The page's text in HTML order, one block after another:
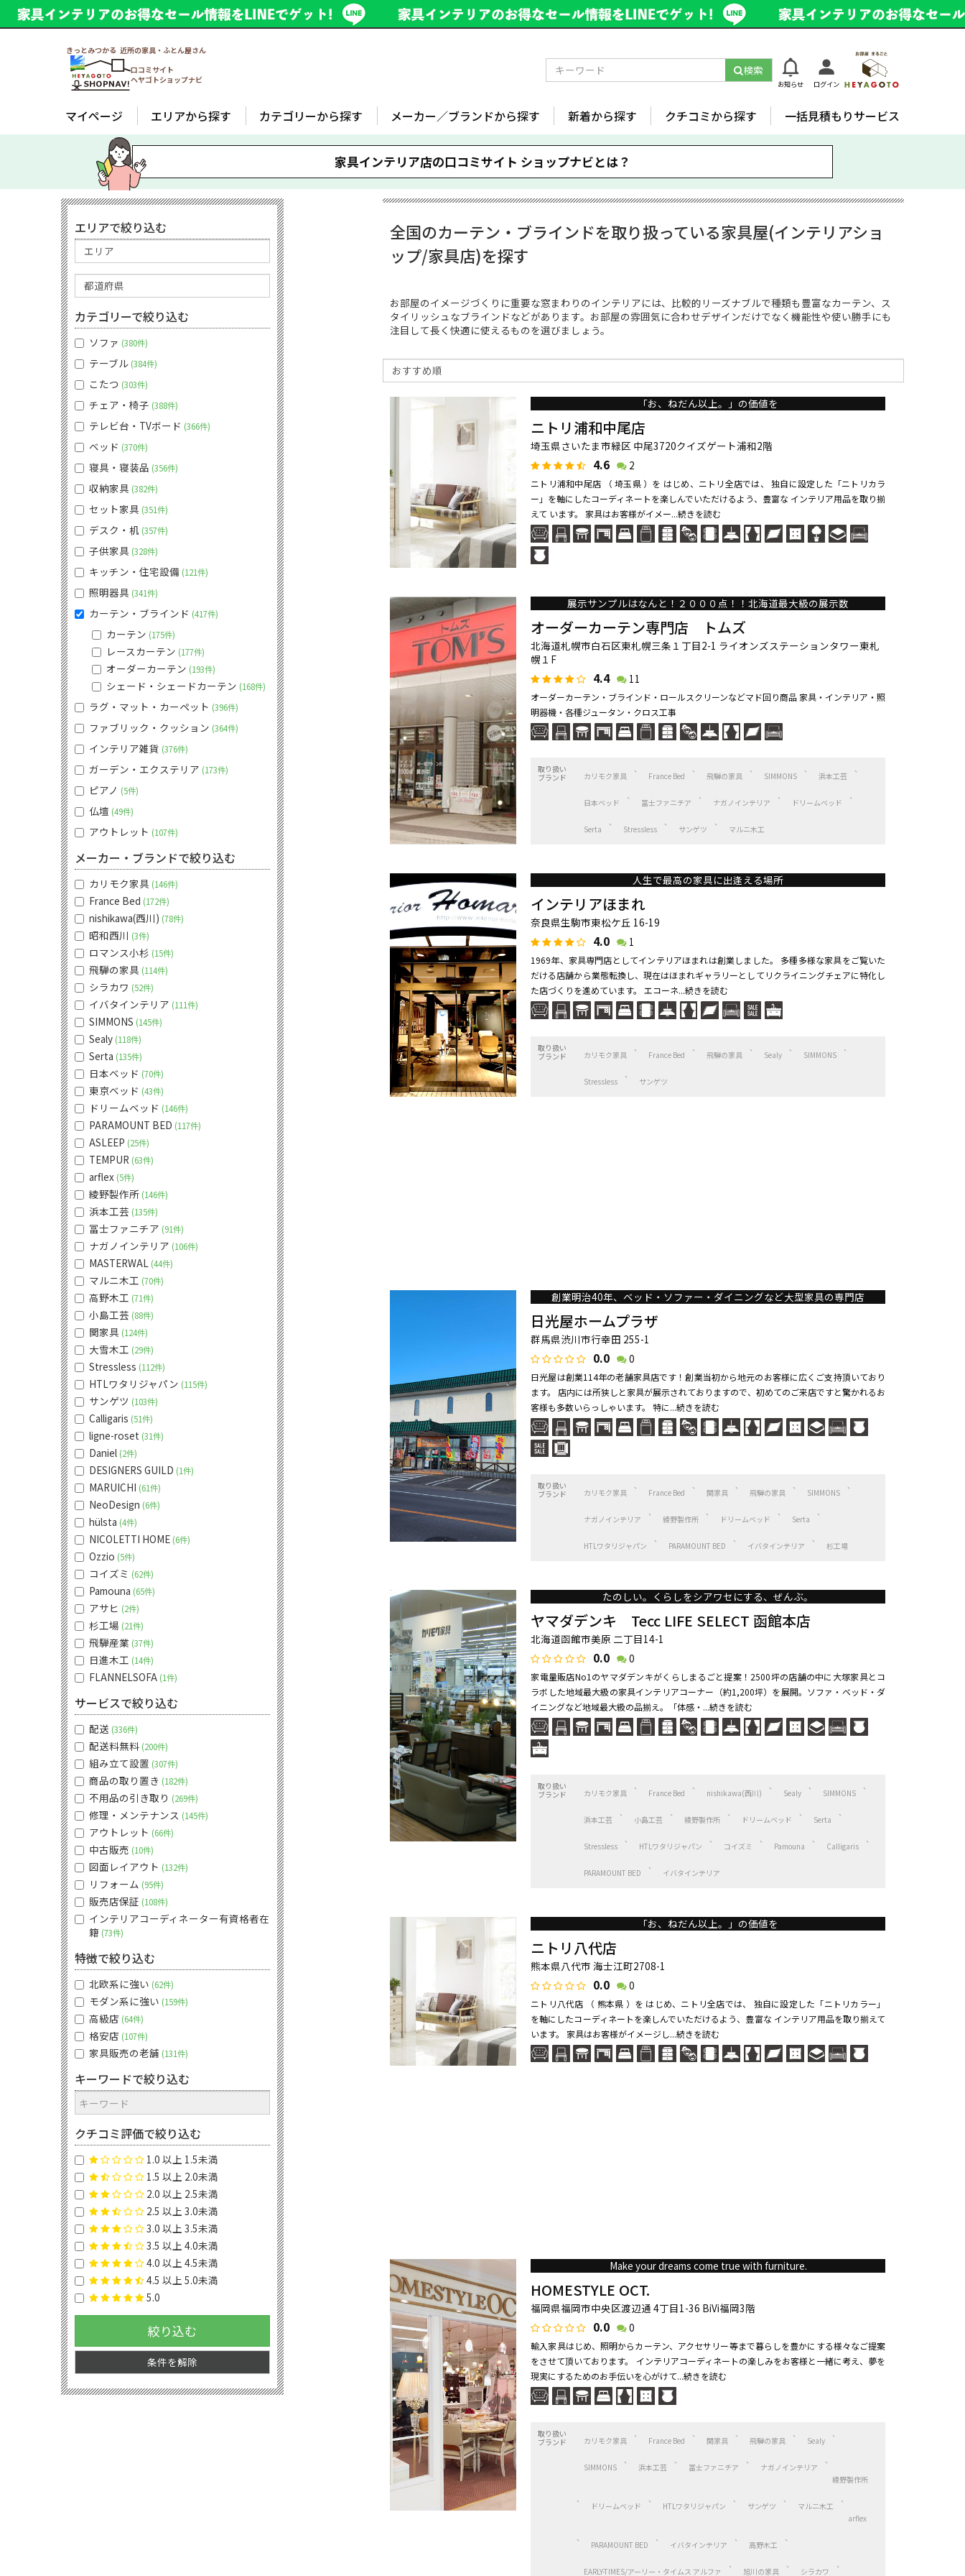
きっとみつかる 近所の家具・ふとん屋さん
口コミサイト
ヘヤゴトショップナビ
検索
お知らせ ログイン
マイページ エリアから探す カテゴリーから探す メーカー／ブランドから探す 新着から探す クチコミから探す 一括見積もりサービス
家具インテリア店の口コミサイト ショップナビとは？
全国のカーテン・ブラインドを取り扱っている家具屋(インテリアショ
ップ/家具店)を探す
お部屋のイメージづくりに重要な窓まわりのインテリアには、比較的リーズナブルで種類も豊富なカーテン、ス
タイリッシュなブラインドなどがあります。お部屋の雰囲気に合わせデザインだけでなく機能性や使い勝手にも
注目して長く快適に使えるものを選びましょう。
「お、ねだん以上。」の価値を
ニトリ浦和中尾店
埼玉県さいたま市緑区 中尾3720クイズゲート浦和2階
4.6 2
ニトリ浦和中尾店 （ 埼玉県 ）を はじめ、ニトリ全店では、 独自に設定した「ニトリカラ
ー」を軸にしたコーディネートを楽しんでいただけるよう、豊富な インテリア用品を取り揃
えて います。 家具はお客様がイメー...続きを読む
展示サンプルはなんと！２０００点！！北海道最大級の展示数
オーダーカーテン専門店 トムズ
北海道札幌市白石区東札幌三条１丁目2-1 ライオンズステーションタワー東札
幌１F
4.4 11
オーダーカーテン・ブラインド・ロールスクリーンなどマド回り商品 家具・インテリア・照
明器機・各種ジュータン・クロス工事
取り扱い
ブランド
カリモク家具 France Bed 飛騨の家具 SIMMONS 浜本工芸
日本ベッド 冨士ファニチア ナガノインテリア ドリームベッド
Serta Stressless サンゲツ マルニ木工
人生で最高の家具に出逢える場所
インテリアほまれ
奈良県生駒市東松ケ丘 16-19
4.0 1
1969年、家具専門店としてインテリアほまれは創業しました。 多種多様な家具をご覧いた
だける店舗から業態転換し、現在はほまれギャラリーとしてリクライニングチェアに特化し
た店づくりを進めています。 エコーネ...続きを読む
取り扱い
ブランド
カリモク家具 France Bed 飛騨の家具 Sealy SIMMONS
Stressless サンゲツ
創業明治40年、ベッド・ソファー・ダイニングなど大型家具の専門店
日光屋ホームプラザ
群馬県渋川市行幸田 255-1
0.0 0
日光屋は創業114年の老舗家具店です！創業当初から地元のお客様に広くご支持頂いており
ます。 店内には所狭しと家具が展示されておりますので、初めてのご来店ですと驚かれるお
客様も多数いらっしゃいます。 特に...続きを読む
取り扱い
ブランド
カリモク家具 France Bed 関家具 飛騨の家具 SIMMONS
ナガノインテリア 綾野製作所 ドリームベッド Serta
HTLワタリジャパン PARAMOUNT BED イバタインテリア 杉工場
たのしい。くらしをシアワセにする、ぜんぶ。
ヤマダデンキ Tecc LIFE SELECT 函館本店
北海道函館市美原 二丁目14-1
0.0 0
家電量販店No1のヤマダデンキがくらしまるごと提案！2500坪の店舗の中に大塚家具とコ
ラボした地域最大級の家具インテリアコーナー（約1,200坪）を展開。ソファ・ベッド・ダ
イニングなど地域最大級の品揃え。「体感・...続きを読む
取り扱い
ブランド
カリモク家具 France Bed nishikawa(西川) Sealy SIMMONS
浜本工芸 小島工芸 綾野製作所 ドリームベッド Serta
Stressless HTLワタリジャパン コイズミ Pamouna Calligaris
PARAMOUNT BED イバタインテリア
「お、ねだん以上。」の価値を
ニトリ八代店
熊本県八代市 海士江町2708-1
0.0 0
ニトリ八代店 （ 熊本県 ）を はじめ、ニトリ全店では、 独自に設定した「ニトリカラー」
を軸にしたコーディネートを楽しんでいただけるよう、豊富な インテリア用品を取り揃えて
います。 家具はお客様がイメージし...続きを読む
Make your dreams come true with furniture.
HOMESTYLE OCT.
福岡県福岡市中央区渡辺通 4丁目1-36 BiVi福岡3階
0.0 0
輸入家具はじめ、照明からカーテン、アクセサリー等まで暮らしを豊かにする様々なご提案
をさせて頂いております。 インテリアコーディネートの楽しみをお客様と一緒に考え、夢を
現実にするためのお手伝いを心がけて...続きを読む
取り扱い
ブランド
カリモク家具 France Bed 関家具 飛騨の家具 Sealy
SIMMONS 浜本工芸 冨士ファニチア
ナガノインテリア
綾野製作所
ドリームベッド HTLワタリジャパン サンゲツ
マルニ木工
arflex
PARAMOUNT BED イバタインテリア 高野木工
EARLY-TIMES/アーリー・タイムス アルファ 旭川の家具 シラカワ
エリアで絞り込む
カテゴリーで絞り込む
ソファ 380件
テーブル 384件
こたつ 303件
チェア・椅子 388件
テレビ台・TVボード 366件
ベッド 370件
寝具・寝装品 356件
収納家具 382件
セット家具 351件
デスク・机 357件
子供家具 328件
キッチン・住宅設備 121件
照明器具 341件
カーテン・ブラインド 417件
カーテン 175件
レースカーテン 177件
オーダーカーテン 193件
シェード・シェードカーテン 168件
ラグ・マット・カーペット 396件
ファブリック・クッション 364件
インテリア雑貨 376件
ガーデン・エクステリア 173件
ピアノ 5件
仏壇 49件
アウトレット 107件
メーカー・ブランドで絞り込む
カリモク家具 146件
France Bed 172件
nishikawa(西川) 78件
昭和西川 3件
ロマンス小杉 15件
飛騨の家具 114件
シラカワ 52件
イバタインテリア 111件
SIMMONS 145件
Sealy 118件
Serta 135件
日本ベッド 70件
東京ベッド 43件
ドリームベッド 146件
PARAMOUNT BED 117件
ASLEEP 25件
TEMPUR 63件
arflex 5件
綾野製作所 146件
浜本工芸 135件
冨士ファニチア 91件
ナガノインテリア 106件
MASTERWAL 44件
マルニ木工 70件
高野木工 71件
小島工芸 88件
関家具 124件
大雪木工 29件
Stressless 112件
HTLワタリジャパン 115件
サンゲツ 103件
Calligaris 51件
ligne-roset 31件
Daniel 2件
DESIGNERS GUILD 1件
MARUICHI 61件
NeoDesign 6件
hülsta 4件
NICOLETTI HOME 6件
Ozzio 5件
コイズミ 62件
Pamouna 65件
アサヒ 2件
杉工場 21件
飛騨産業 37件
日進木工 14件
FLANNELSOFA 1件
サービスで絞り込む
配送 336件
配送料無料 200件
組み立て設置 307件
商品の取り置き 182件
不用品の引き取り 269件
修理・メンテナンス 145件
アウトレット 66件
中古販売 10件
図面レイアウト 132件
リフォーム 95件
販売店保証 108件
インテリアコーディネーター有資格者在
籍 73件
特徴で絞り込む
北欧系に強い 62件
モダン系に強い 159件
高級店 64件
格安店 107件
家具販売の老舗 131件
キーワードで絞り込む
クチコミ評価で絞り込む
1.0 以上 1.5未満
1.5 以上 2.0未満
2.0 以上 2.5未満
2.5 以上 3.0未満
3.0 以上 3.5未満
3.5 以上 4.0未満
4.0 以上 4.5未満
4.5 以上 5.0未満
5.0
絞り込む
条件を解除